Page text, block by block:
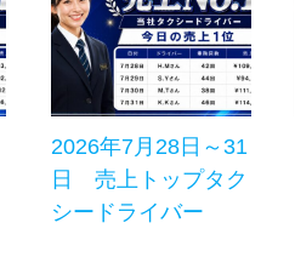
2026年7月28日～31
日 売上トップタク
シードライバー